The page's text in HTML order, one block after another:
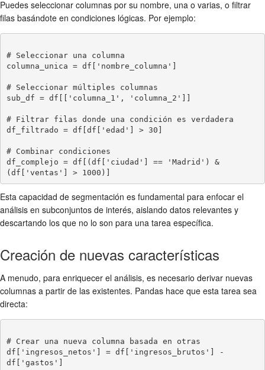
Puedes seleccionar columnas por su nombre, una o varias, o filtrar
filas basándote en condiciones lógicas. Por ejemplo:
# Seleccionar una columna
columna_unica = df['nombre_columna']
# Seleccionar múltiples columnas
sub_df = df[['columna_1', 'columna_2']]
# Filtrar filas donde una condición es verdadera
df_filtrado = df[df['edad'] > 30]
# Combinar condiciones
df_complejo = df[(df['ciudad'] == 'Madrid') &
Esta capacidad de segmentación es fundamental para enfocar el
análisis en subconjuntos de interés, aislando datos relevantes y
descartando los que no lo son para una tarea específica.
Creación de nuevas características
A menudo, para enriquecer el análisis, es necesario derivar nuevas
columnas a partir de las existentes. Pandas hace que esta tarea sea
directa:
# Crear una nueva columna basada en otras
df['ingresos_netos'] = df['ingresos_brutos'] -
df['gastos']